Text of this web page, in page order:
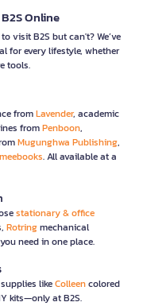
Online
visit B2S but can't? We’ve
for every lifestyle, whether
tools.
fromLavender, academic
fromPenboon,
Mugunghwa Publishing,
. All available at a
stationary & office
Rotringmechanical
need in one place.
supplies likeColleencolored
kits—only at B2S.